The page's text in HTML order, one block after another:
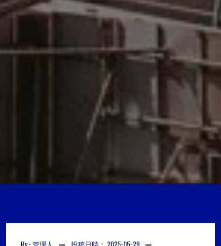
By -管理人 投稿日時： 2025-05-29